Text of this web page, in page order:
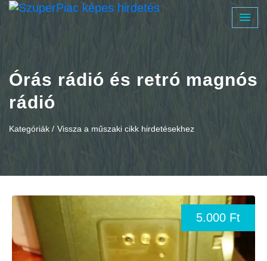
Órás rádió és retró magnós
rádió
Kategóriák / Vissza a műszaki cikk hirdetésekhez
5.000 Ft